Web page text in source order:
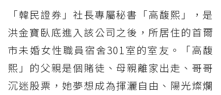
「韓民證券」社長專屬秘書「高馥熙」，是
洪金寶臥底進入該公司之後，所居住的首爾
市未婚女性職員宿舍301室的室友。「高馥
熙」的父親是個賭徒、母親離家出走、哥哥
沉迷股票，她夢想成為揮灑自由、陽光燦爛